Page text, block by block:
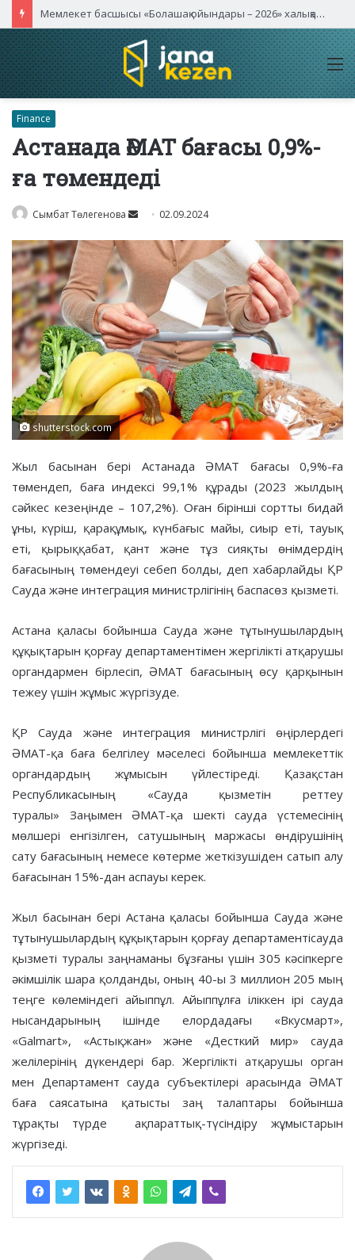
Мемлекет басшысы «Болашақ ойындары – 2026» халықаралық турнирінің ашылу салтанатына қатысты
Finance
Астанада ӘМАТ бағасы 0,9%-
ға төмендеді
Сымбат Төлегенова
Send
email
02.09.2024
shutterstock.com
Жыл басынан бері Астанада ӘМАТ бағасы 0,9%-ға
төмендеп, баға индексі 99,1% құрады (2023 жылдың
сәйкес кезеңінде – 107,2%). Оған бірінші сортты бидай
ұны, күріш, қарақұмық, күнбағыс майы, сиыр еті, тауық
еті, қырыққабат, қант және тұз сияқты өнімдердің
бағасының төмендеуі себеп болды, деп хабарлайды ҚР
Сауда және интеграция министрлігінің баспасөз қызметі.
Астана қаласы бойынша Сауда және тұтынушылардың
құқықтарын қорғау департаментімен жергілікті атқарушы
органдармен бірлесіп, ӘМАТ бағасының өсу қарқынын
тежеу үшін жұмыс жүргізуде.
ҚР Сауда және интеграция министрлігі өңірлердегі
ӘМАТ-қа баға белгілеу мәселесі бойынша мемлекеттік
органдардың жұмысын үйлестіреді. Қазақстан
Республикасының «Сауда қызметін реттеу
туралы» Заңымен ӘМАТ-қа шекті сауда үстемесінің
мөлшері енгізілген, сатушының маржасы өндірушінің
сату бағасының немесе көтерме жеткізушіден сатып алу
бағасынан 15%-дан аспауы керек.
Жыл басынан бері Астана қаласы бойынша Сауда және
тұтынушылардың құқықтарын қорғау департаментісауда
қызметі туралы заңнаманы бұзғаны үшін 305 кәсіпкерге
әкімшілік шара қолданды, оның 40-ы 3 миллион 205 мың
теңге көлеміндегі айыппұл. Айыппұлға іліккен ірі сауда
нысандарының ішінде елордадағы «Вкусмарт»,
«Galmart», «Астықжан» және «Десткий мир» сауда
желілерінің дүкендері бар. Жергілікті атқарушы орган
мен Департамент сауда субъектілері арасында ӘМАТ
баға саясатына қатысты заң талаптары бойынша
тұрақты түрде ақпараттық-түсіндіру жұмыстарын
жүргізеді.